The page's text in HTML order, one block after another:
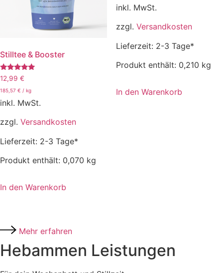
Stilltee & Booster
Bewertet
mit
5.00
12,99 €
185,57 € / kg
inkl. MwSt.
zzgl. Versandkosten
Lieferzeit: 2-3 Tage*
Produkt enthält: 0,070 kg
In den Warenkorb
inkl. MwSt.
zzgl. Versandkosten
Lieferzeit: 2-3 Tage*
Produkt enthält: 0,210 kg
In den Warenkorb
Mehr erfahren
Hebammen Leistungen